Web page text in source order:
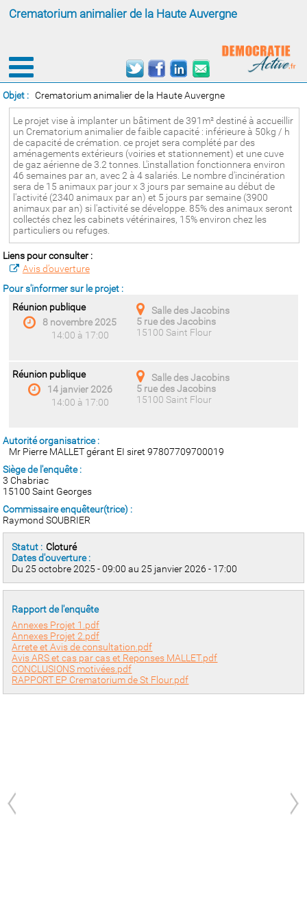
Crematorium animalier de la Haute Auvergne
Objet : Crematorium animalier de la Haute Auvergne
Le projet vise à implanter un bâtiment de 391m² destiné à accueillir
un Crematorium animalier de faible capacité : inférieure à 50kg / h
de capacité de crémation. ce projet sera complété par des
aménagements extérieurs (voiries et stationnement) et une cuve
de gaz aérienne de 3.2 tonnes. L'installation fonctionnera environ
46 semaines par an, avec 2 à 4 salariés. Le nombre d'incinération
sera de 15 animaux par jour x 3 jours par semaine au début de
l'activité (2340 animaux par an) et 5 jours par semaine (3900
animaux par an) si l'activité se développe. 85% des animaux seront
collectés chez les cabinets vétérinaires, 15% environ chez les
particuliers ou refuges.
Liens pour consulter :
Avis d’ouverture
Pour s'informer sur le projet :
Réunion publique
8 novembre 2025
14:00 à 17:00
Salle des Jacobins
5 rue des Jacobins
15100 Saint Flour
Réunion publique
14 janvier 2026
14:00 à 17:00
Salle des Jacobins
5 rue des Jacobins
15100 Saint Flour
Autorité organisatrice :
Mr Pierre MALLET gérant EI siret 97807709700019
Siège de l'enquête :
3 Chabriac
15100 Saint Georges
Commissaire enquêteur(trice) :
Raymond SOUBRIER
Statut : Cloturé
Dates d'ouverture :
Du 25 octobre 2025 - 09:00 au 25 janvier 2026 - 17:00
Rapport de l'enquête
Annexes Projet 1.pdf
Annexes Projet 2.pdf
Arrete et Avis de consultation.pdf
Avis ARS et cas par cas et Reponses MALLET.pdf
CONCLUSIONS motivées.pdf
RAPPORT EP Crematorium de St Flour.pdf
prev next